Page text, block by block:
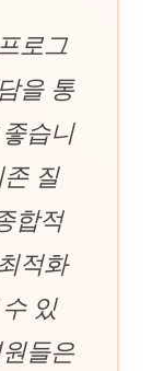
로그
을 통
습니
질
합적
적화
있
들은